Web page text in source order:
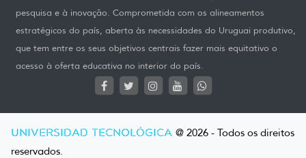
pesquisa e à inovação. Comprometida com os alineamentos
estratégicos do país, aberta às necessidades do Uruguai produtivo,
que tem entre os seus objetivos centrais fazer mais equitativo o
acesso à oferta educativa no interior do país.
UNIVERSIDAD TECNOLÓGICA @ 2026 - Todos os direitos
reservados.